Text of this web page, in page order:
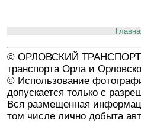
© ОРЛОВСКИЙ ТРАНСПОРТ
транспорта Орла и
© Использование
допускается только с
Вся размещенная
том числе лично добыта